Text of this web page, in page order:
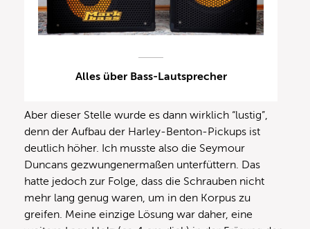
Alles über Bass-Lautsprecher
Aber dieser Stelle wurde es dann wirklich “lustig”,
denn der Aufbau der Harley-Benton-Pickups ist
deutlich höher. Ich musste also die Seymour
Duncans gezwungenermaßen unterfüttern. Das
hatte jedoch zur Folge, dass die Schrauben nicht
mehr lang genug waren, um in den Korpus zu
greifen. Meine einzige Lösung war daher, eine